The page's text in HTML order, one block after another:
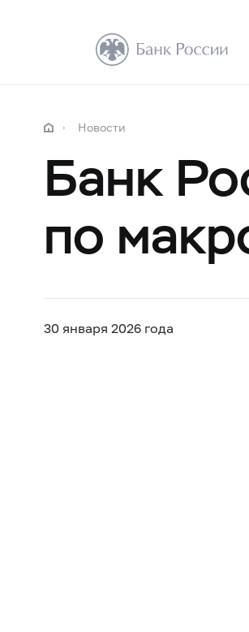
Новости
Банк
по
30 января 2026 года